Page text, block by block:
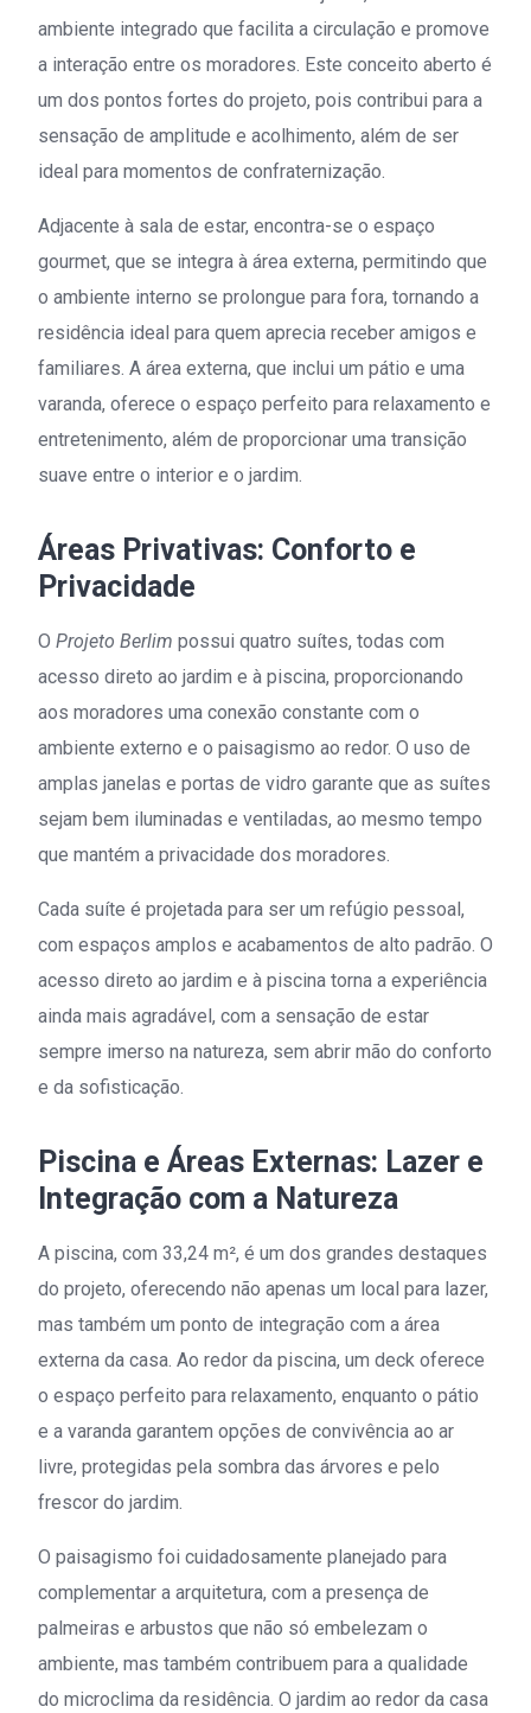
ambiente integrado que facilita a circulação e promove
a interação entre os moradores. Este conceito aberto é
um dos pontos fortes do projeto, pois contribui para a
sensação de amplitude e acolhimento, além de ser
ideal para momentos de confraternização.
Adjacente à sala de estar, encontra-se o espaço
gourmet, que se integra à área externa, permitindo que
o ambiente interno se prolongue para fora, tornando a
residência ideal para quem aprecia receber amigos e
familiares. A área externa, que inclui um pátio e uma
varanda, oferece o espaço perfeito para relaxamento e
entretenimento, além de proporcionar uma transição
suave entre o interior e o jardim.
Áreas Privativas: Conforto e
Privacidade
O Projeto Berlim possui quatro suítes, todas com
acesso direto ao jardim e à piscina, proporcionando
aos moradores uma conexão constante com o
ambiente externo e o paisagismo ao redor. O uso de
amplas janelas e portas de vidro garante que as suítes
sejam bem iluminadas e ventiladas, ao mesmo tempo
que mantém a privacidade dos moradores.
Cada suíte é projetada para ser um refúgio pessoal,
com espaços amplos e acabamentos de alto padrão. O
acesso direto ao jardim e à piscina torna a experiência
ainda mais agradável, com a sensação de estar
sempre imerso na natureza, sem abrir mão do conforto
e da sofisticação.
Piscina e Áreas Externas: Lazer e
Integração com a Natureza
A piscina, com 33,24 m², é um dos grandes destaques
do projeto, oferecendo não apenas um local para lazer,
mas também um ponto de integração com a área
externa da casa. Ao redor da piscina, um deck oferece
o espaço perfeito para relaxamento, enquanto o pátio
e a varanda garantem opções de convivência ao ar
livre, protegidas pela sombra das árvores e pelo
frescor do jardim.
O paisagismo foi cuidadosamente planejado para
complementar a arquitetura, com a presença de
palmeiras e arbustos que não só embelezam o
ambiente, mas também contribuem para a qualidade
do microclima da residência. O jardim ao redor da casa